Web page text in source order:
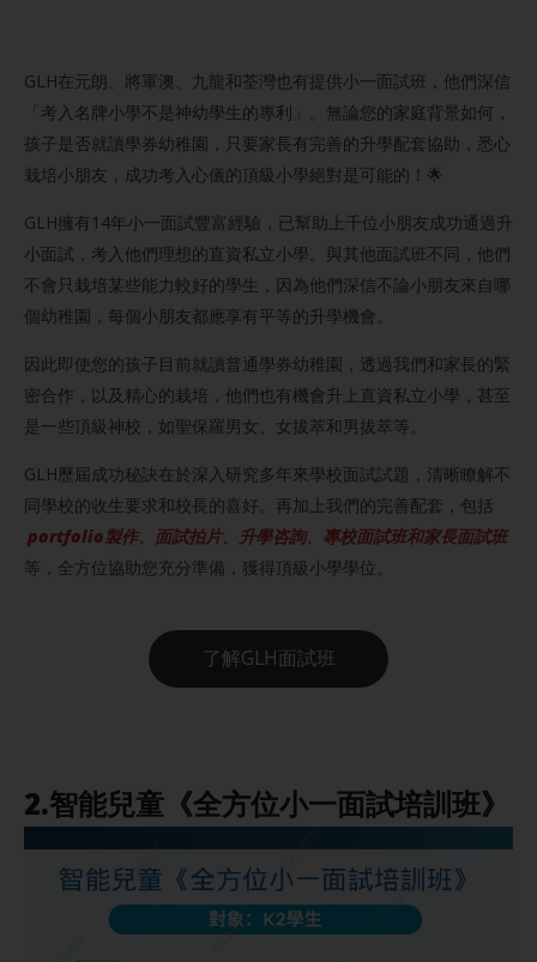
GLH在元朗、將軍澳、九龍和荃灣也有提供小一面試班，他們深信
「考入名牌小學不是神幼學生的專利」。無論您的家庭背景如何，
孩子是否就讀學券幼稚園，只要家長有完善的升學配套協助，悉心
栽培小朋友，成功考入心儀的頂級小學絕對是可能的！🌟
GLH擁有14年小一面試豐富經驗，已幫助上千位小朋友成功通過升
小面試，考入他們理想的直資私立小學。與其他面試班不同，他們
不會只栽培某些能力較好的學生，因為他們深信不論小朋友來自哪
個幼稚園，每個小朋友都應享有平等的升學機會。
因此即使您的孩子目前就讀普通學券幼稚園，透過我們和家長的緊
密合作，以及精心的栽培，他們也有機會升上直資私立小學，甚至
是一些頂級神校，如聖保羅男女、女拔萃和男拔萃等。
GLH歷屆成功秘訣在於深入研究多年來學校面試試題，清晰瞭解不
同學校的收生要求和校長的喜好。再加上我們的完善配套，包括
portfolio製作、面試拍片、升學咨詢、專校面試班和家長面試班
等，全方位協助您充分準備，獲得頂級小學學位。
了解GLH面試班
2.智能兒童《全方位小一面試培訓班》